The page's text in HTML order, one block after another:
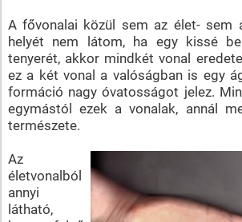
A fővonalai közül sem az élet- sem
helyét nem látom, ha egy kissé
tenyerét, akkor mindkét vonal
ez a két vonal a valóságban is egy
formáció nagy óvatosságot jelez.
egymástól ezek a vonalak, annál
természete.
Az
életvonalból
annyi
látható,